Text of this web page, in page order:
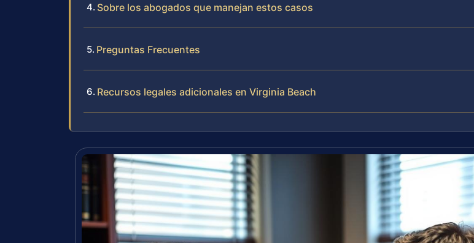
Sobre los abogados que manejan estos casos
Preguntas Frecuentes
Recursos legales adicionales en Virginia Beach